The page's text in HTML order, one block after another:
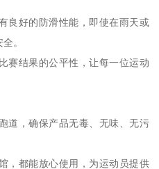
良好的防滑性能，即使在雨天或
。
赛结果的公平性，让每一位运动
道，确保产品无毒、无味、无污
，都能放心使用，为运动员提供